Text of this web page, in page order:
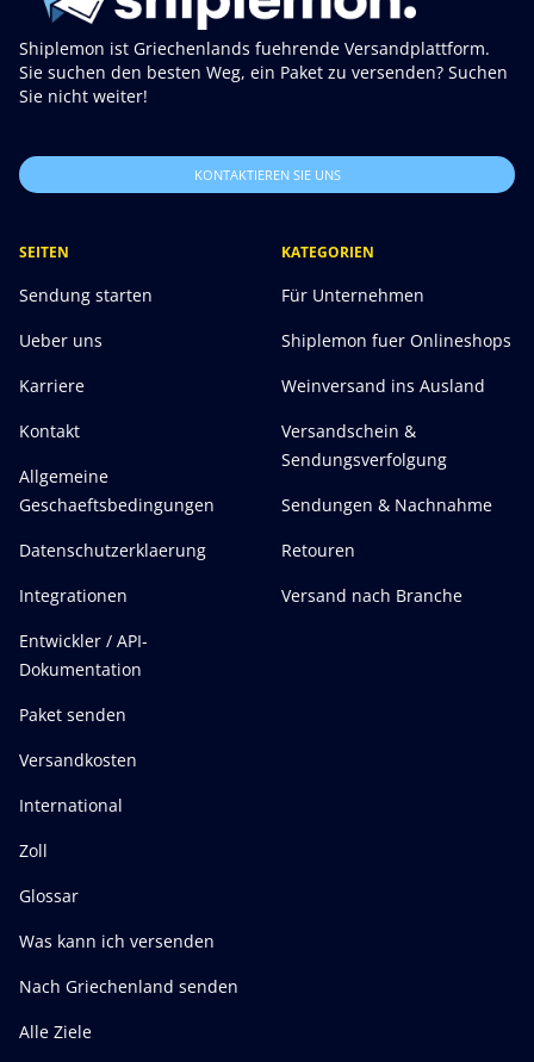
Shiplemon ist Griechenlands fuehrende Versandplattform.
Sie suchen den besten Weg, ein Paket zu versenden? Suchen
Sie nicht weiter!
KONTAKTIEREN SIE UNS
SEITEN
Sendung starten
Ueber uns
Karriere
Kontakt
Allgemeine
Geschaeftsbedingungen
Datenschutzerklaerung
Integrationen
Entwickler / API-
Dokumentation
Paket senden
Versandkosten
International
Zoll
Glossar
Was kann ich versenden
Nach Griechenland senden
Alle Ziele
KATEGORIEN
Für Unternehmen
Shiplemon fuer Onlineshops
Weinversand ins Ausland
Versandschein &
Sendungsverfolgung
Sendungen & Nachnahme
Retouren
Versand nach Branche